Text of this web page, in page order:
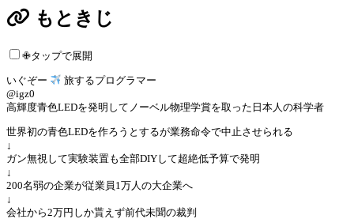
もときじ
✙タップで展開
いぐぞー
旅するプログラマー
@igz0
高輝度青色LEDを発明してノーベル物理学賞を取った日本人の科学者
世界初の青色LEDを作ろうとするが業務命令で中止させられる
↓
ガン無視して実験装置も全部DIYして超絶低予算で発明
↓
200名弱の企業が従業員1万人の大企業へ
↓
会社から2万円しか貰えず前代未聞の裁判